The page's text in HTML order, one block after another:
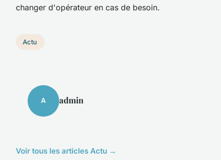
changer d'opérateur en cas de besoin.
Actu
A admin
Voir tous les articles Actu →